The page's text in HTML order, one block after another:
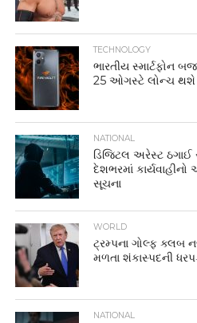
TECHNOLOGY
ભારતીય સ્માર્ટફોન
25 ઓગસ્ટે લોન્ચ થશે
NATIONAL
ડિજિટલ અરેસ્ટ ઠગાઈ
દેશભરમાં
સૂચના
WORLD
ટ્રમ્પના ગોલ્ફ ક્લબ
મળતા શંકાસ્પદની
NATIONAL